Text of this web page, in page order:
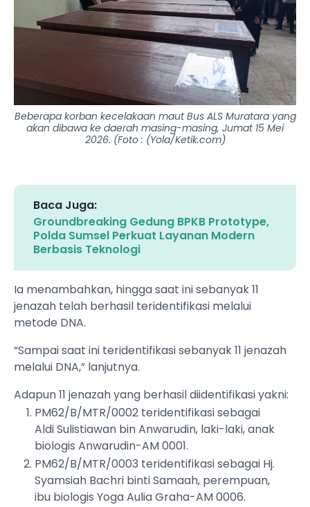
Beberapa korban kecelakaan maut Bus ALS Muratara yang
akan dibawa ke daerah masing-masing, Jumat 15 Mei
2026. (Foto : (Yola/Ketik.com)
Baca Juga:
Groundbreaking Gedung BPKB Prototype,
Polda Sumsel Perkuat Layanan Modern
Berbasis Teknologi
Ia menambahkan, hingga saat ini sebanyak 11
jenazah telah berhasil teridentifikasi melalui
metode DNA.
“Sampai saat ini teridentifikasi sebanyak 11 jenazah
melalui DNA,” lanjutnya.
Adapun 11 jenazah yang berhasil diidentifikasi yakni:
PM62/B/MTR/0002 teridentifikasi sebagai
Aldi Sulistiawan bin Anwarudin, laki-laki, anak
biologis Anwarudin-AM 0001.
PM62/B/MTR/0003 teridentifikasi sebagai Hj.
Syamsiah Bachri binti Samaah, perempuan,
ibu biologis Yoga Aulia Graha-AM 0006.